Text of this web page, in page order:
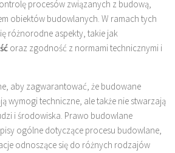
procesów związanych z budową,
obiektów budowlanych. W ramach tych
różnorodne aspekty, takie jak
oraz zgodność z normami technicznymi i
aby zagwarantować, że budowane
wymogi techniczne, ale także nie stwarzają
i środowiska. Prawo budowlane
ogólne dotyczące procesu budowlane,
odnoszące się do różnych rodzajów